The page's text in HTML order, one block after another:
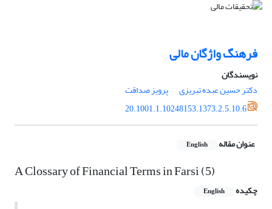
فرهنگ واژگان مالی
نویسندگان
دکتر حسین عبده تبریزی
پرویز صداقت
20.1001.1.10248153.1373.2.5.10.6
عنوان مقاله English
A Clossary of Financial Terms in Farsi (5)
چکیده English